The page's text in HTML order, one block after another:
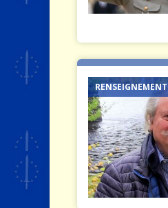
RENSEIGNEMENT